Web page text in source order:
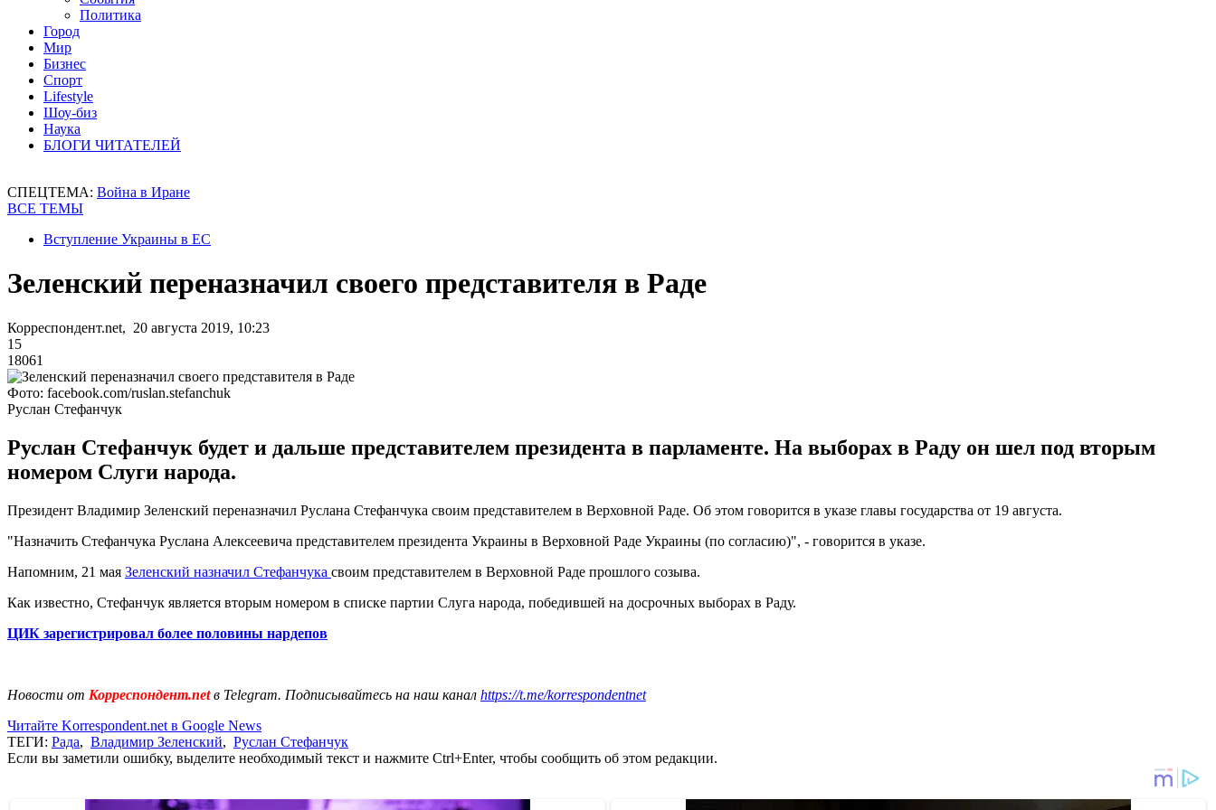
Политика
Город
Мир
Бизнес
Спорт
Lifestyle
Шоу-биз
Наука
БЛОГИ ЧИТАТЕЛЕЙ
СПЕЦТЕМА: Война в Иране
ВСЕ ТЕМЫ
Вступление Украины в ЕС
Зеленский переназначил своего представителя в Раде
Корреспондент.net, 20 августа 2019, 10:23
15
18061
Фото: facebook.com/ruslan.stefanchuk
Руслан Стефанчук
Руслан Стефанчук будет и дальше представителем президента в парламенте. На выборах в Раду он шел под вторым
номером Слуги народа.
Президент Владимир Зеленский переназначил Руслана Стефанчука своим представителем в Верховной Раде. Об этом говорится в указе главы государства от 19 августа.
"Назначить Стефанчука Руслана Алексеевича представителем президента Украины в Верховной Раде Украины (по согласию)", - говорится в указе.
Напомним, 21 мая Зеленский назначил Стефанчука своим представителем в Верховной Раде прошлого созыва.
Как известно, Стефанчук является вторым номером в списке партии Слуга народа, победившей на досрочных выборах в Раду.
ЦИК зарегистрировал более половины нардепов
Новости от Корреспондент.netв Telegram. Подписывайтесь на наш канал https://t.me/korrespondentnet
Читайте Korrespondent.net в Google News
ТЕГИ: Рада, Владимир Зеленский, Руслан Стефанчук
Если вы заметили ошибку, выделите необходимый текст и нажмите Ctrl+Enter, чтобы сообщить об этом редакции.